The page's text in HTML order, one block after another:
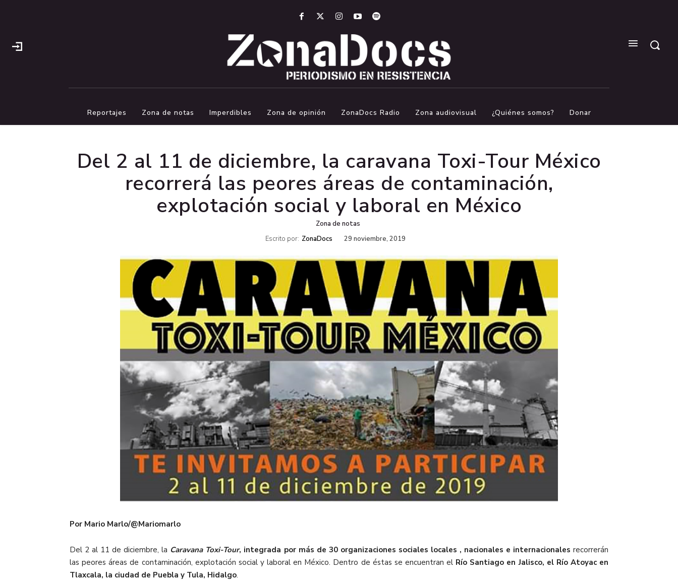
Reportajes Zona de notas Imperdibles Zona de opinión ZonaDocs Radio Zona audiovisual ¿Quiénes somos? Donar
Del 2 al 11 de diciembre, la caravana Toxi-Tour México
recorrerá las peores áreas de contaminación,
explotación social y laboral en México
Zona de notas
Escrito por: ZonaDocs 29 noviembre, 2019
Por Mario Marlo/@Mariomarlo
Del 2 al 11 de diciembre, la Caravana Toxi-Tour, integrada por más de 30 organizaciones sociales locales , nacionales e internacionalesrecorrerán
las peores áreas de contaminación, explotación social y laboral en México. Dentro de éstas se encuentran el Río Santiago en Jalisco, el Río Atoyac en
Tlaxcala, la ciudad de Puebla y Tula, Hidalgo.